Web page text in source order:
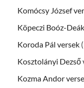
Komócsy József
Köpeczi Boóz-
Koroda Pál versek
Kosztolányi Dezső
Kozma Andor